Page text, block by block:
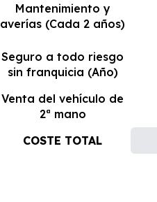
Mantenimiento y
averías (Cada 2 años)
Seguro a todo riesgo
sin franquicia (Año)
Venta del vehículo de
2ª mano
COSTE TOTAL